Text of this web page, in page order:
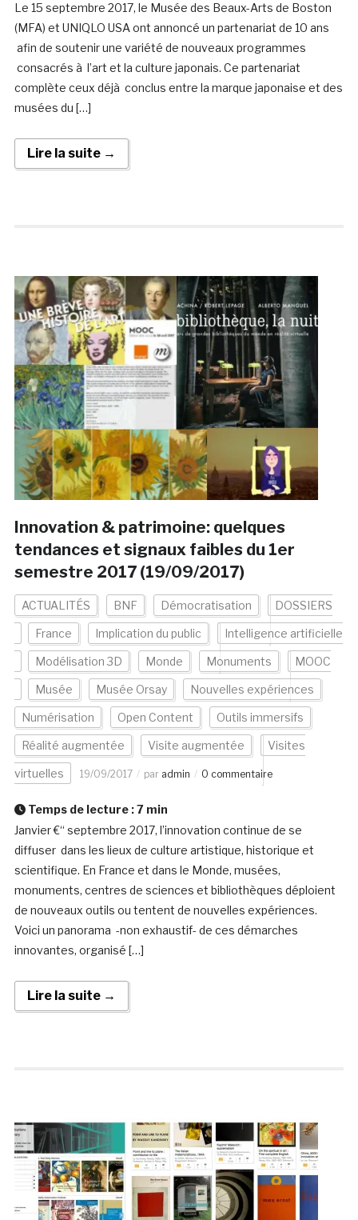
Le 15 septembre 2017, le Musée des Beaux-Arts de Boston
(MFA) et UNIQLO USA ont annoncé un partenariat de 10 ans
afin de soutenir une variété de nouveaux programmes
consacrés à l’art et la culture japonais. Ce partenariat
complète ceux déjà conclus entre la marque japonaise et des
musées du […]
Lire la suite →
Innovation & patrimoine: quelques
tendances et signaux faibles du 1er
semestre 2017 (19/09/2017)
ACTUALITÉS BNF Démocratisation DOSSIERS
France Implication du public Intelligence artificielle
Modélisation 3D Monde Monuments MOOC
Musée Musée Orsay Nouvelles expériences
Numérisation Open Content Outils immersifs
Réalité augmentée Visite augmentée Visites
virtuelles 19/09/2017 par admin 0 commentaire
Temps de lecture :7 min
Janvier €“ septembre 2017, l’innovation continue de se
diffuser dans les lieux de culture artistique, historique et
scientifique. En France et dans le Monde, musées,
monuments, centres de sciences et bibliothèques déploient
de nouveaux outils ou tentent de nouvelles expériences.
Voici un panorama -non exhaustif- de ces démarches
innovantes, organisé […]
Lire la suite →